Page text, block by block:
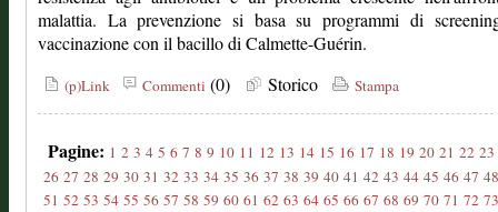
malattia. La prevenzione si basa su programmi di
vaccinazione con il bacillo di Calmette-Guérin.
(p)Link Commenti (0) Storico Stampa
Pagine: 1 2 3 4 5 6 7 8 9 10 11 12 13 14 15 16 17 18 19 20 21 22 23
26 27 28 29 30 31 32 33 34 35 36 37 38 39 40 41 42 43 44 45 46 47 48
51 52 53 54 55 56 57 58 59 60 61 62 63 64 65 66 67 68 69 70 71 72 73